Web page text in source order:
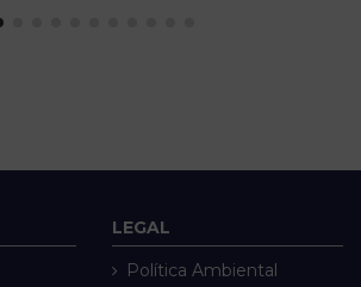
LEGAL
Política Ambiental